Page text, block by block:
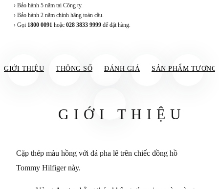
› Bảo hành 5 năm tại Công ty.
› Bảo hành 2 năm chính hãng toàn cầu.
› Gọi 1800 0091 hoặc 028 3833 9999 để đặt hàng.
GIỚI THIỆU THÔNG SỐ ĐÁNH GIÁ SẢN PHẨM TƯƠNG
GIỚI THIỆU
Cặp thép màu hồng với đá pha lê trên chiếc đồng hồ
Tommy Hilfiger này.